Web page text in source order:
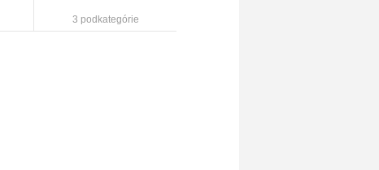
3 podkategórie